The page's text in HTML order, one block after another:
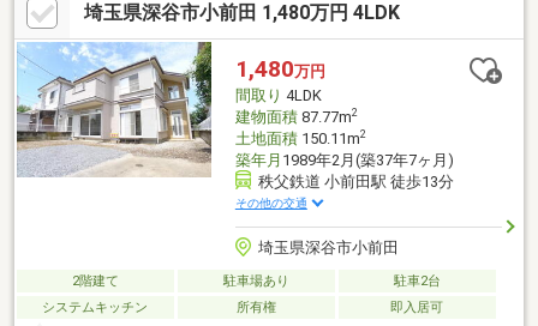
埼玉県深谷市小前田 1,480万円 4LDK
1,480万円
間取り 4LDK
建物面積87.77m2
土地面積150.11m2
築年月 1989年2月(築37年7ヶ月)
秩父鉄道 小前田駅 徒歩13分
その他の交通
埼玉県深谷市小前田
2階建て 駐車場あり
駐車2台
システムキッチン
所有権 即入居可